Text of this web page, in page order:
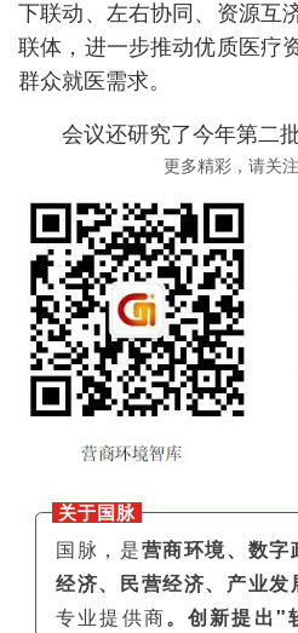
下联动、左右协同、资源互
联体，进一步推动优质医疗
群众就医需求。
会议还研究了今年第二批
更多精彩，请关
关于国脉
国脉，是营商环境、数
经济、民营经济、产业发
专业提供商。创新提出"